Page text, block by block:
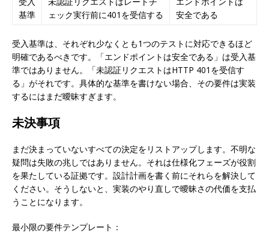
基準
ェック実行前に401を受信する
安全である
受入基準は、それぞれ少なくとも1つのテストに対応できるほど
明確であるべきです。「エンドポイントは安全である」は受入基
準ではありません。「未認証リクエストはHTTP 401を受信す
る」がそれです。具体的な基準を書けない場合、その要件は実装
するにはまだ曖昧すぎます。
未決事項
まだ決まっていないすべての決定をリストアップします。不明な
疑問は失敗の兆しではありません。それは仕様化フェーズが役割
を果たしている証拠です。設計計画を書く前にそれらを解決して
ください。そうしないと、実装のやり直しで曖昧さの代価を支払
うことになります。
最小限の要件テンプレート：